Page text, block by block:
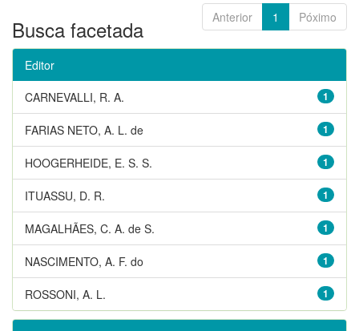
Anterior 1 Póximo
Busca facetada
Editor
1
CARNEVALLI, R. A.
1
FARIAS NETO, A. L. de
1
HOOGERHEIDE, E. S. S.
1
ITUASSU, D. R.
1
MAGALHÃES, C. A. de S.
1
NASCIMENTO, A. F. do
1
ROSSONI, A. L.